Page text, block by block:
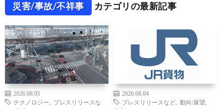
災害/事故/不祥事 カテゴリの最新記事
2026.08.05
テクノロジー
プレスリリースな
2026.08.04
プレスリリースなど
動向/展望